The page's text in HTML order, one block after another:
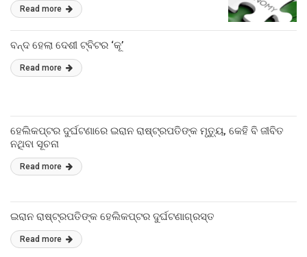
Read more
ବନ୍ଦ ହେଲା ଦେଶୀ ଟ୍ବିଟର ‘କୂ’
Read more
ହେଲିକପ୍ଟର ଦୁର୍ଘଟଣାରେ ଇରାନ ରାଷ୍ଟ୍ରପତିଙ୍କ ମୃତ୍ୟୁ, କେହି ବି ଜୀବିତ
ନଥିବା ସୂଚନା
Read more
ଇରାନ ରାଷ୍ଟ୍ରପତିଙ୍କ ହେଲିକପ୍ଟର ଦୁର୍ଘଟଣାଗ୍ରସ୍ତ
Read more